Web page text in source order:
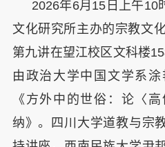
2026年6月 15 日上午10
文化研究所主办的宗教文
第九讲在望江校区文科楼
由政治大学中国文学系
《方外中的世俗：论〈
纳》。四川大学道教与宗